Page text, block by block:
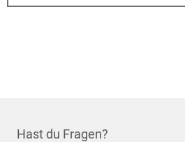
Hast du Fragen?